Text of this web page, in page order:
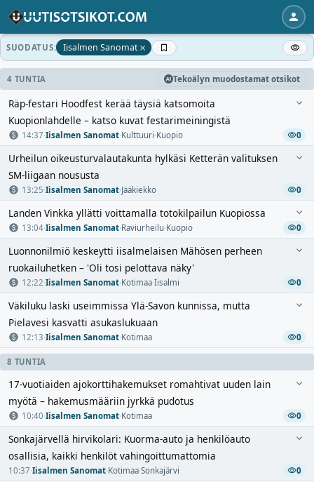
SUODATUS: Iisalmen Sanomat×
4 TUNTIA Tekoälyn muodostamat otsikot
Räp-festari Hoodfest kerää täysiä katsomoita
Kuopionlahdelle – katso kuvat festarimeiningistä
14:37·Iisalmen Sanomat·Kulttuuri·Kuopio 0
Urheilun oikeusturvalautakunta hylkäsi Ketterän valituksen
SM-liigaan noususta
13:25·Iisalmen Sanomat·Jääkiekko 0
Landen Vinkka yllätti voittamalla totokilpailun Kuopiossa
13:04·Iisalmen Sanomat·Raviurheilu·Kuopio 0
Luonnonilmiö keskeytti iisalmelaisen Mähösen perheen
ruokailuhetken – 'Oli tosi pelottava näky'
12:22·Iisalmen Sanomat·Kotimaa·Iisalmi 0
Väkiluku laski useimmissa Ylä-Savon kunnissa, mutta
Pielavesi kasvatti asukaslukuaan
12:13·Iisalmen Sanomat·Kotimaa 0
8 TUNTIA
17-vuotiaiden ajokorttihakemukset romahtivat uuden lain
myötä – hakemusmääriin jyrkkä pudotus
10:40·Iisalmen Sanomat·Kotimaa 0
Sonkajärvellä hirvikolari: Kuorma-auto ja henkilöauto
osallisia, kaikki henkilöt vahingoittumattomia
10:37·Iisalmen Sanomat·Kotimaa·Sonkajärvi 0